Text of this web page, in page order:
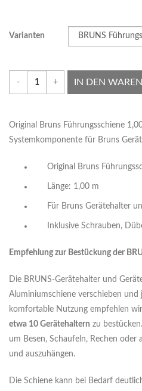
Varianten
- + IN DEN
Original Bruns Führungsschiene
Systemkomponente für Bruns
Original Bruns
Länge: 1,00 m
Für Bruns Gerätehalter
Inklusive Schrauben,
Empfehlung zur Bestückung der
Die BRUNS-Gerätehalter und
Aluminiumschiene verschieben und
komfortable Nutzung empfehlen
etwa 10 Gerätehaltern zu
um Besen, Schaufeln, Rechen oder
und auszuhängen.
Die Schiene kann bei Bedarf